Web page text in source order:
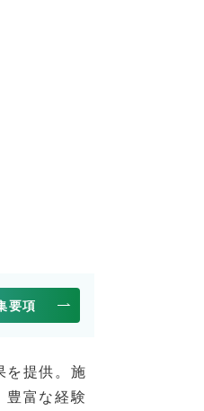
要項
を提供。施
豊富な経験